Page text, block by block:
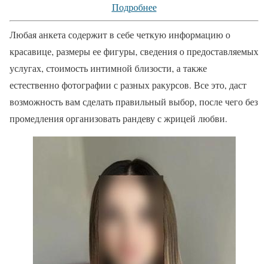
Подробнее
Любая анкета содержит в себе четкую информацию о
красавице, размеры ее фигуры, сведения о предоставляемых
услугах, стоимость интимной близости, а также
естественно фотографии с разных ракурсов. Все это, даст
возможность вам сделать правильный выбор, после чего без
промедления организовать рандеву с жрицей любви.